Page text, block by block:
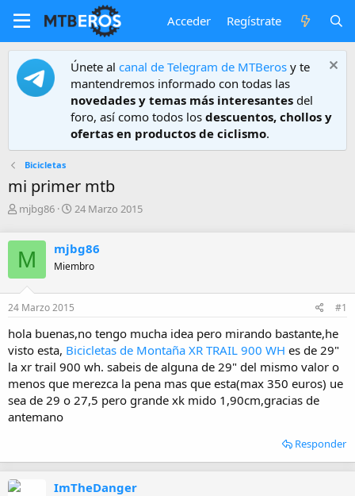
Acceder Regístrate
Únete al canal de Telegram de MTBeros y te
mantendremos informado con todas las
novedades y temas más interesantes del
foro, así como todos los descuentos, chollos y
ofertas en productos de ciclismo.
Bicicletas
mi primer mtb
A
o
r
mjbg86
F
h
a
e
i
c
i
o
24 Marzo 2015
M mjbg86
Miembro
24 Marzo 2015 #1
hola buenas,no tengo mucha idea pero mirando bastante,he
visto esta, Bicicletas de Montaña XR TRAIL 900 WH es de 29"
la xr trail 900 wh. sabeis de alguna de 29" del mismo valor o
menos que merezca la pena mas que esta(max 350 euros) ue
sea de 29 o 27,5 pero grande xk mido 1,90cm,gracias de
antemano
Responder
ImTheDanger